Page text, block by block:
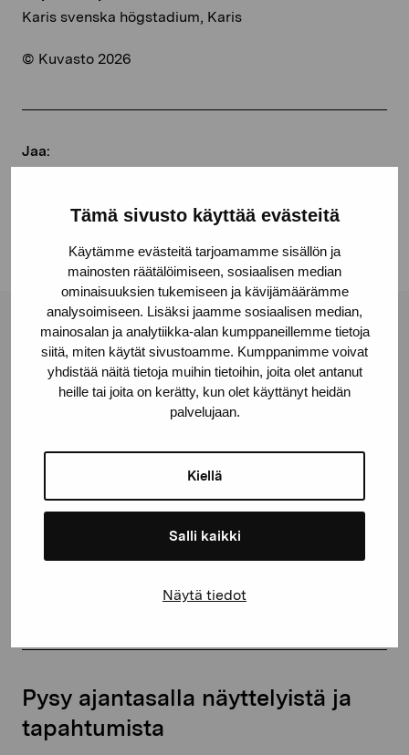
Tämä sivusto käyttää evästeitä
Käytämme evästeitä tarjoamamme sisällön ja
mainosten räätälöimiseen, sosiaalisen median
ominaisuuksien tukemiseen ja kävijämäärämme
analysoimiseen. Lisäksi jaamme sosiaalisen median,
mainosalan ja analytiikka-alan kumppaneillemme tietoja
siitä, miten käytät sivustoamme. Kumppanimme voivat
yhdistää näitä tietoja muihin tietoihin, joita olet antanut
heille tai joita on kerätty, kun olet käyttänyt heidän
palvelujaan.
Kiellä
Salli kaikki
Näytä tiedot
Karis svenska högstadium, Karis
© Kuvasto 2026
Jaa:
Linkedin
Pro Artibus -säätiö
Kustaa Vaasan katu 11
Pysy ajantasalla näyttelyistä ja
tapahtumista